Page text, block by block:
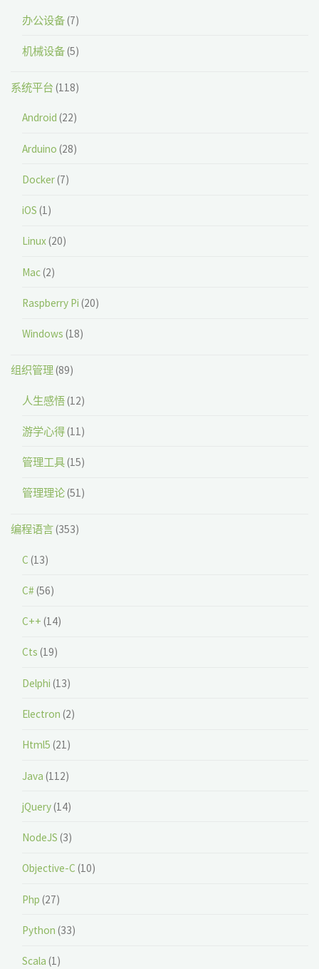
办公设备(7)
机械设备(5)
系统平台 (118)
Android (22)
Arduino (28)
Docker(7)
iOS (1)
Linux(20)
Mac(2)
Raspberry Pi (20)
Windows (18)
组织管理(89)
人生感悟(12)
游学心得(11)
管理工具(15)
管理理论(51)
编程语言(353)
C (13)
C# (56)
C++ (14)
Cts (19)
Delphi (13)
Electron (2)
Html5 (21)
Java (112)
jQuery(14)
NodeJS (3)
Objective-C (10)
Php (27)
Python (33)
Scala (1)